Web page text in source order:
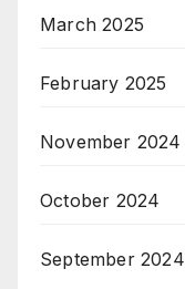
March 2025
February 2025
November 2024
October 2024
September 2024